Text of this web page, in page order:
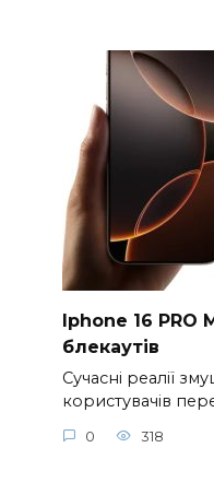
Iphone 16 PRO
блекаутів
Сучасні реалії
користувачів
0 318